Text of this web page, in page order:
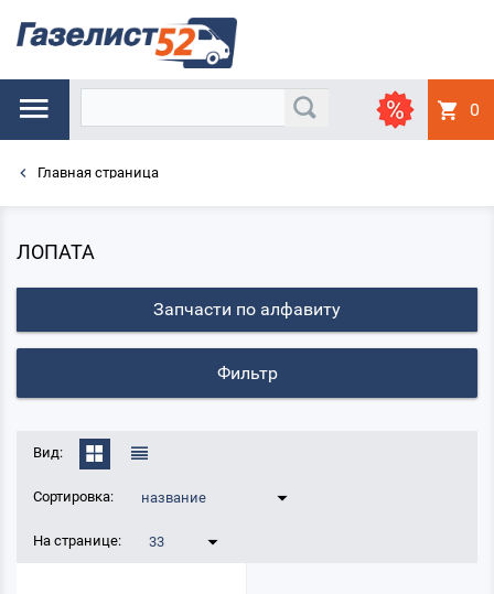
0
Главная страница
ЛОПАТА
Запчасти по алфавиту
Фильтр
Вид:
Сортировка: название
На странице: 33